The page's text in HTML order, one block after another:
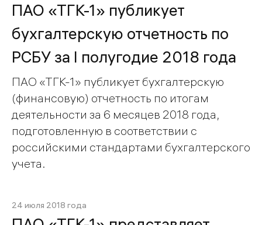
ПАО «ТГК-1» публикует
бухгалтерскую отчетность по
РСБУ за I полугодие 2018 года
ПАО «ТГК-1» публикует бухгалтерскую
(финансовую) отчетность по итогам
деятельности за 6 месяцев 2018 года,
подготовленную в соответствии с
российскими стандартами бухгалтерского
учета.
24 июля 2018 года